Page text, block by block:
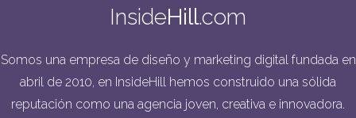
InsideHill.com
Somos una empresa de diseño y marketing digital fundada en
abril de 2010, en InsideHill hemos construido una sólida
reputación como una agencia joven, creativa e innovadora.